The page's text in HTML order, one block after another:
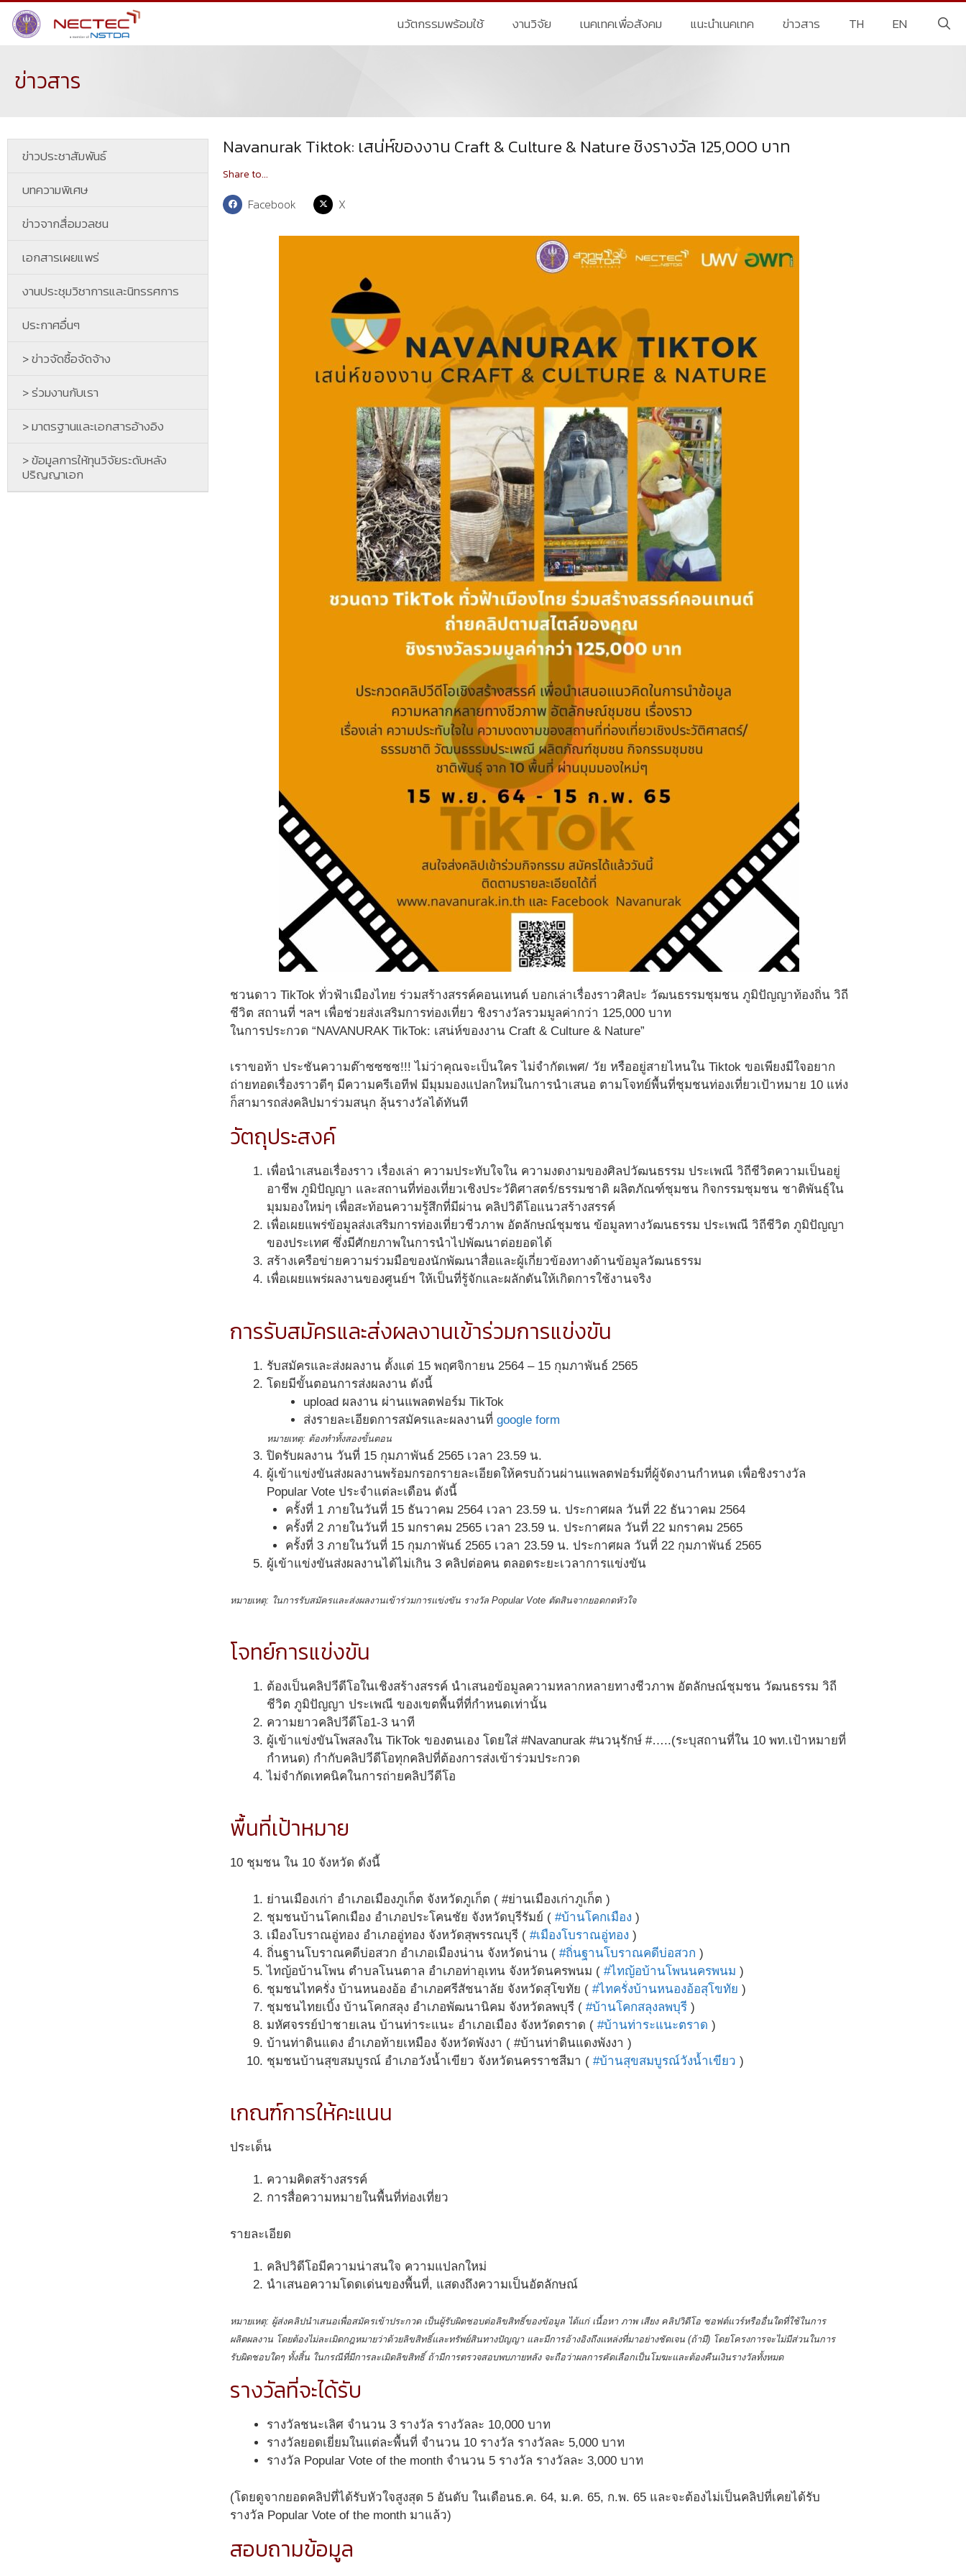
นวัตกรรมพร้อมใช้ งานวิจัย เนคเทคเพื่อสังคม แนะนำเนคเทค ข่าวสาร TH EN
ข่าวสาร
ข่าวประชาสัมพันธ์
บทความพิเศษ
ข่าวจากสื่อมวลชน
เอกสารเผยแพร่
งานประชุมวิชาการและนิทรรศการ
ประกาศอื่นๆ
> ข่าวจัดซื้อจัดจ้าง
> ร่วมงานกับเรา
> มาตรฐานและเอกสารอ้างอิง
> ข้อมูลการให้ทุนวิจัยระดับหลัง
ปริญญาเอก
Navanurak Tiktok: เสน่ห์ของงาน Craft & Culture & Nature ชิงรางวัล 125,000 บาท
Share to...
Facebook X
ชวนดาว TikTok ทั่วฟ้าเมืองไทย ร่วมสร้างสรรค์คอนเทนต์ บอกเล่าเรื่องราวศิลปะ วัฒนธรรมชุมชน ภูมิปัญญาท้องถิ่น วิถี
ชีวิต สถานที่ ฯลฯ เพื่อช่วยส่งเสริมการท่องเที่ยว ชิงรางวัลรวมมูลค่ากว่า 125,000 บาท
ในการประกวด “NAVANURAK TikTok: เสน่ห์ของงาน Craft & Culture & Nature”
เราขอท้า ประชันความต๊าซซซซ!!! ไม่ว่าคุณจะเป็นใคร ไม่จำกัดเพศ/ วัย หรืออยู่สายไหนใน Tiktok ขอเพียงมีใจอยาก
ถ่ายทอดเรื่องราวดีๆ มีความครีเอทีฟ มีมุมมองแปลกใหม่ในการนำเสนอ ตามโจทย์พื้นที่ชุมชนท่องเที่ยวเป้าหมาย 10 แห่ง
ก็สามารถส่งคลิปมาร่วมสนุก ลุ้นรางวัลได้ทันที
วัตถุประสงค์
เพื่อนำเสนอเรื่องราว เรื่องเล่า ความประทับใจใน ความงดงามของศิลปวัฒนธรรม ประเพณี วิถีชีวิตความเป็นอยู่
อาชีพ ภูมิปัญญา และสถานที่ท่องเที่ยวเชิงประวัติศาสตร์/ธรรมชาติ ผลิตภัณฑ์ชุมชน กิจกรรมชุมชน ชาติพันธุ์ใน
มุมมองใหม่ๆ เพื่อสะท้อนความรู้สึกที่มีผ่าน คลิปวิดีโอแนวสร้างสรรค์
เพื่อเผยแพร่ข้อมูลส่งเสริมการท่องเที่ยวชีวภาพ อัตลักษณ์ชุมชน ข้อมูลทางวัฒนธรรม ประเพณี วิถีชีวิต ภูมิปัญญา
ของประเทศ ซึ่งมีศักยภาพในการนำไปพัฒนาต่อยอดได้
สร้างเครือข่ายความร่วมมือของนักพัฒนาสื่อและผู้เกี่ยวข้องทางด้านข้อมูลวัฒนธรรม
เพื่อเผยแพร่ผลงานของศูนย์ฯ ให้เป็นที่รู้จักและผลักดันให้เกิดการใช้งานจริง
การรับสมัครและส่งผลงานเข้าร่วมการแข่งขัน
รับสมัครและส่งผลงาน ตั้งแต่ 15 พฤศจิกายน 2564 – 15 กุมภาพันธ์ 2565
โดยมีขั้นตอนการส่งผลงาน ดังนี้
upload ผลงาน ผ่านแพลตฟอร์ม TikTok
ส่งรายละเอียดการสมัครและผลงานที่ google form
หมายเหตุ: ต้องทำทั้งสองขั้นตอน
ปิดรับผลงาน วันที่ 15 กุมภาพันธ์ 2565 เวลา 23.59 น.
ผู้เข้าแข่งขันส่งผลงานพร้อมกรอกรายละเอียดให้ครบถ้วนผ่านแพลตฟอร์มที่ผู้จัดงานกำหนด เพื่อชิงรางวัล
Popular Vote ประจำแต่ละเดือน ดังนี้
ครั้งที่ 1 ภายในวันที่ 15 ธันวาคม 2564 เวลา 23.59 น. ประกาศผล วันที่ 22 ธันวาคม 2564
ครั้งที่ 2 ภายในวันที่ 15 มกราคม 2565 เวลา 23.59 น. ประกาศผล วันที่ 22 มกราคม 2565
ครั้งที่ 3 ภายในวันที่ 15 กุมภาพันธ์ 2565 เวลา 23.59 น. ประกาศผล วันที่ 22 กุมภาพันธ์ 2565
ผู้เข้าแข่งขันส่งผลงานได้ไม่เกิน 3 คลิปต่อคน ตลอดระยะเวลาการแข่งขัน
หมายเหตุ: ในการรับสมัครและส่งผลงานเข้าร่วมการแข่งขัน รางวัล Popular Vote ตัดสินจากยอดกดหัวใจ
โจทย์การแข่งขัน
ต้องเป็นคลิปวีดีโอในเชิงสร้างสรรค์ นำเสนอข้อมูลความหลากหลายทางชีวภาพ อัตลักษณ์ชุมชน วัฒนธรรม วิถี
ชีวิต ภูมิปัญญา ประเพณี ของเขตพื้นที่ที่กำหนดเท่านั้น
ความยาวคลิปวีดีโอ1-3 นาที
ผู้เข้าแข่งขันโพสลงใน TikTok ของตนเอง โดยใส่ #Navanurak #นวนุรักษ์ #…..(ระบุสถานที่ใน 10 พท.เป้าหมายที่
กำหนด) กำกับคลิปวีดีโอทุกคลิปที่ต้องการส่งเข้าร่วมประกวด
ไม่จำกัดเทคนิคในการถ่ายคลิปวีดีโอ
พื้นที่เป้าหมาย
10 ชุมชน ใน 10 จังหวัด ดังนี้
ย่านเมืองเก่า อำเภอเมืองภูเก็ต จังหวัดภูเก็ต ( #ย่านเมืองเก่าภูเก็ต )
ชุมชนบ้านโคกเมือง อำเภอประโคนชัย จังหวัดบุรีรัมย์ ( #บ้านโคกเมือง )
เมืองโบราณอู่ทอง อำเภออู่ทอง จังหวัดสุพรรณบุรี ( #เมืองโบราณอู่ทอง )
ถิ่นฐานโบราณคดีบ่อสวก อำเภอเมืองน่าน จังหวัดน่าน ( #ถิ่นฐานโบราณคดีบ่อสวก )
ไทญ้อบ้านโพน ตำบลโนนตาล อำเภอท่าอุเทน จังหวัดนครพนม ( #ไทญ้อบ้านโพนนครพนม )
ชุมชนไทครั่ง บ้านหนองอ้อ อำเภอศรีสัชนาลัย จังหวัดสุโขทัย ( #ไทครั่งบ้านหนองอ้อสุโขทัย )
ชุมชนไทยเบิ้ง บ้านโคกสลุง อำเภอพัฒนานิคม จังหวัดลพบุรี ( #บ้านโคกสลุงลพบุรี )
มหัศจรรย์ป่าชายเลน บ้านท่าระแนะ อำเภอเมือง จังหวัดตราด ( #บ้านท่าระแนะตราด )
บ้านท่าดินแดง อำเภอท้ายเหมือง จังหวัดพังงา ( #บ้านท่าดินแดงพังงา )
ชุมชนบ้านสุขสมบูรณ์ อำเภอวังน้ำเขียว จังหวัดนครราชสีมา ( #บ้านสุขสมบูรณ์วังน้ำเขียว )
เกณฑ์การให้คะแนน
ประเด็น
ความคิดสร้างสรรค์
การสื่อความหมายในพื้นที่ท่องเที่ยว
รายละเอียด
คลิปวิดีโอมีความน่าสนใจ ความแปลกใหม่
นำเสนอความโดดเด่นของพื้นที่, แสดงถึงความเป็นอัตลักษณ์
หมายเหตุ: ผู้ส่งคลิปนำเสนอเพื่อสมัครเข้าประกวด เป็นผู้รับผิดชอบต่อลิขสิทธิ์ของข้อมูล ได้แก่ เนื้อหา ภาพ เสียง คลิปวิดีโอ ซอฟต์แวร์หรืออื่นใดที่ใช้ในการ
ผลิตผลงาน โดยต้องไม่ละเมิดกฎหมายว่าด้วยลิขสิทธิ์และทรัพย์สินทางปัญญา และมีการอ้างอิงถึงแหล่งที่มาอย่างชัดเจน (ถ้ามี) โดยโครงการจะไม่มีส่วนในการ
รับผิดชอบใดๆ ทั้งสิ้น ในกรณีที่มีการละเมิดลิขสิทธิ์ ถ้ามีการตรวจสอบพบภายหลัง จะถือว่าผลการคัดเลือกเป็นโมฆะและต้องคืนเงินรางวัลทั้งหมด
รางวัลที่จะได้รับ
รางวัลชนะเลิศ จํานวน 3 รางวัล รางวัลละ 10,000 บาท
รางวัลยอดเยี่ยมในแต่ละพื้นที่ จํานวน 10 รางวัล รางวัลละ 5,000 บาท
รางวัล Popular Vote of the month จํานวน 5 รางวัล รางวัลละ 3,000 บาท
(โดยดูจากยอดคลิปที่ได้รับหัวใจสูงสุด 5 อันดับ ในเดือนธ.ค. 64, ม.ค. 65, ก.พ. 65 และจะต้องไม่เป็นคลิปที่เคยได้รับ
รางวัล Popular Vote of the month มาแล้ว)
สอบถามข้อมูล